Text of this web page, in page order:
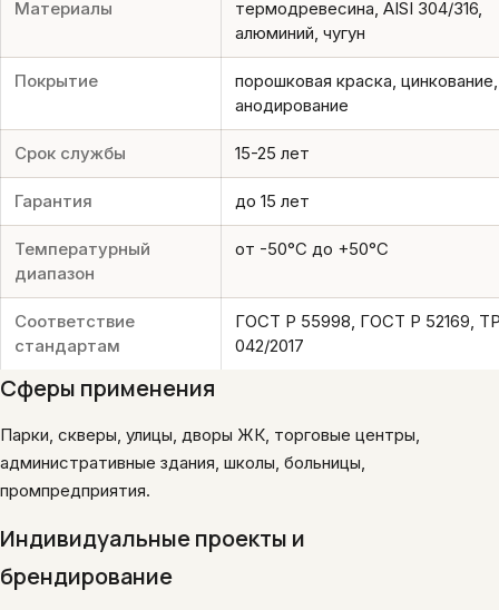
Материалы
термодревесина, AISI 304/316,
алюминий, чугун
Покрытие
порошковая краска, цинкование,
анодирование
Срок службы 15-25 лет
Гарантия до 15 лет
Температурный
диапазон
от -50°C до +50°C
Соответствие
стандартам
ГОСТ Р 55998, ГОСТ Р 52169,
042/2017
Сферы применения
Парки, скверы, улицы, дворы ЖК, торговые центры,
административные здания, школы, больницы,
промпредприятия.
Индивидуальные проекты и
брендирование